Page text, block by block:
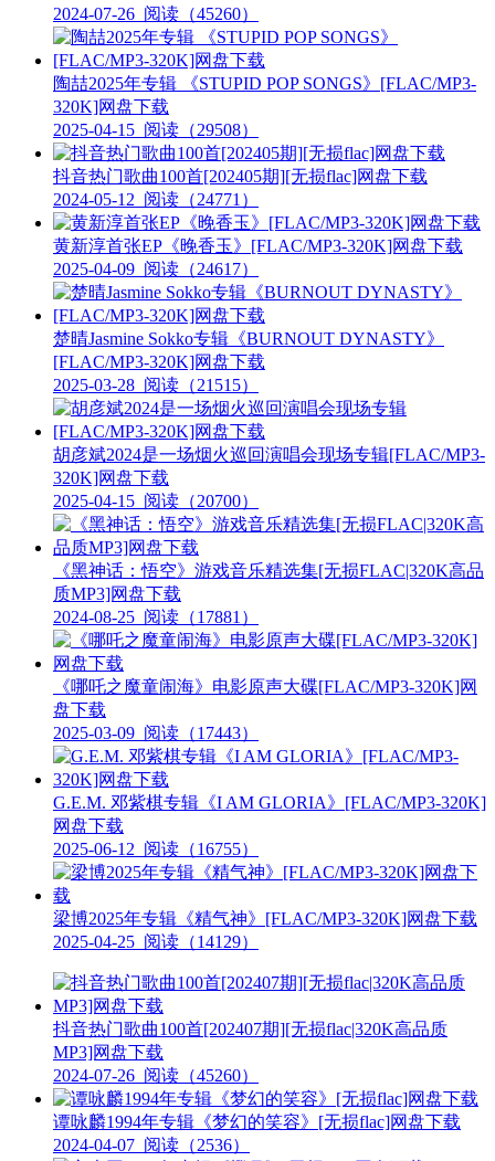
2024-07-26 阅读（45260）
陶喆2025年专辑 《STUPID POP SONGS》[FLAC/MP3-
320K]网盘下载
2025-04-15 阅读（29508）
抖音热门歌曲100首[202405期][无损flac]网盘下载
2024-05-12 阅读（24771）
黄新淳首张EP《晚香玉》[FLAC/MP3-320K]网盘下载
2025-04-09 阅读（24617）
楚晴Jasmine Sokko专辑《BURNOUT DYNASTY》
[FLAC/MP3-320K]网盘下载
2025-03-28 阅读（21515）
胡彦斌2024是一场烟火巡回演唱会现场专辑[FLAC/MP3-
320K]网盘下载
2025-04-15 阅读（20700）
《黑神话：悟空》游戏音乐精选集[无损FLAC|320K高品
质MP3]网盘下载
2024-08-25 阅读（17881）
《哪吒之魔童闹海》电影原声大碟[FLAC/MP3-320K]网
盘下载
2025-03-09 阅读（17443）
G.E.M. 邓紫棋专辑《I AM GLORIA》[FLAC/MP3-320K]
网盘下载
2025-06-12 阅读（16755）
梁博2025年专辑《精气神》[FLAC/MP3-320K]网盘下载
2025-04-25 阅读（14129）
抖音热门歌曲100首[202407期][无损flac|320K高品质
MP3]网盘下载
2024-07-26 阅读（45260）
谭咏麟1994年专辑《梦幻的笑容》[无损flac]网盘下载
2024-04-07 阅读（2536）